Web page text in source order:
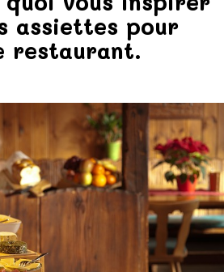
assiettes pour
restaurant.